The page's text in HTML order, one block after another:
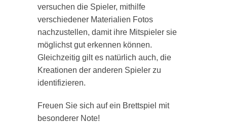
versuchen die Spieler, mithilfe
verschiedener Materialien Fotos
nachzustellen, damit ihre Mitspieler sie
möglichst gut erkennen können.
Gleichzeitig gilt es natürlich auch, die
Kreationen der anderen Spieler zu
identifizieren.
Freuen Sie sich auf ein Brettspiel mit
besonderer Note!